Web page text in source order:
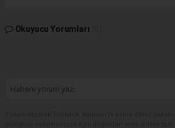
Okuyucu Yorumları